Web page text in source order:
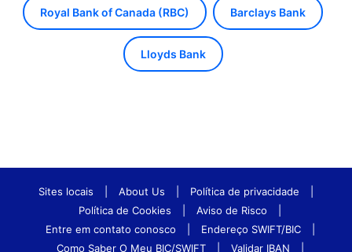
Royal Bank of Canada (RBC) Barclays Bank
Lloyds Bank
Sites locais About Us Política de privacidade
Política de Cookies
Aviso de Risco
Entre em contato conosco
Endereço SWIFT/BIC
Como Saber O Meu BIC/SWIFT
Validar IBAN